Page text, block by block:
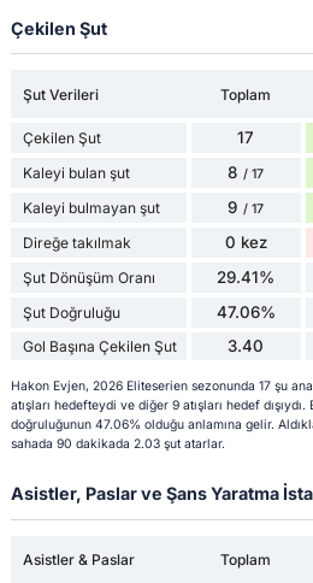
Çekilen Şut
Şut Verileri Toplam
Çekilen Şut 17
Kaleyi bulan şut 8 / 17
Kaleyi bulmayan şut 9 / 17
Direğe takılmak 0 kez
Şut Dönüşüm Oranı 29.41%
Şut Doğruluğu 47.06%
Gol Başına Çekilen Şut 3.40
Hakon Evjen, 2026 Eliteserien sezonunda 17 şu
atışları hedefteydi ve diğer 9 atışları hedef
doğruluğunun 47.06% olduğu anlamına gelir.
sahada 90 dakikada 2.03 şut atarlar.
Asistler, Paslar ve Şans Yaratma
Asistler & Paslar Toplam